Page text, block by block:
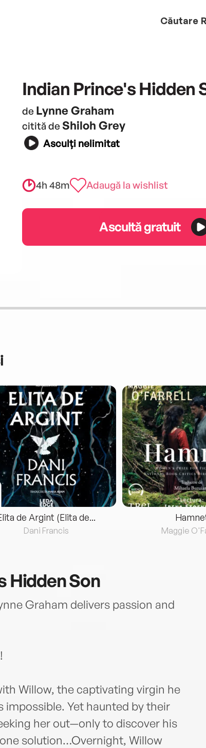
Căutare
Indian Prince's Hidden
de Lynne Graham
citită de Shiloh Grey
Asculți nelimitat
4h 48m Adaugă la wishlist
Ascultă gratuit
de Argint (Elita de...
Dani Francis Maggie
Hidden Son
Graham delivers passion and
Willow, the captivating virgin he
Yet haunted by their
her out—only to discover his
solution…Overnight, Willow